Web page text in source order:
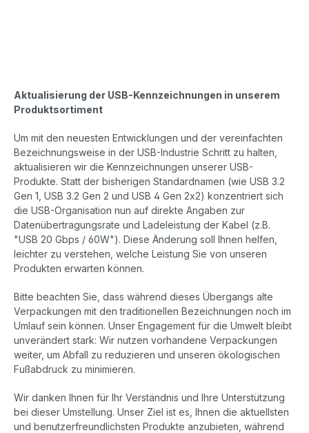
Aktualisierung der USB-Kennzeichnungen in unserem
Produktsortiment
Um mit den neuesten Entwicklungen und der vereinfachten
Bezeichnungsweise in der USB-Industrie Schritt zu halten,
aktualisieren wir die Kennzeichnungen unserer USB-
Produkte. Statt der bisherigen Standardnamen (wie USB 3.2
Gen 1, USB 3.2 Gen 2 und USB 4 Gen 2x2) konzentriert sich
die USB-Organisation nun auf direkte Angaben zur
Datenübertragungsrate und Ladeleistung der Kabel (z.B.
"USB 20 Gbps / 60W"). Diese Änderung soll Ihnen helfen,
leichter zu verstehen, welche Leistung Sie von unseren
Produkten erwarten können.
Bitte beachten Sie, dass während dieses Übergangs alte
Verpackungen mit den traditionellen Bezeichnungen noch im
Umlauf sein können. Unser Engagement für die Umwelt bleibt
unverändert stark: Wir nutzen vorhandene Verpackungen
weiter, um Abfall zu reduzieren und unseren ökologischen
Fußabdruck zu minimieren.
Wir danken Ihnen für Ihr Verständnis und Ihre Unterstützung
bei dieser Umstellung. Unser Ziel ist es, Ihnen die aktuellsten
und benutzerfreundlichsten Produkte anzubieten, während